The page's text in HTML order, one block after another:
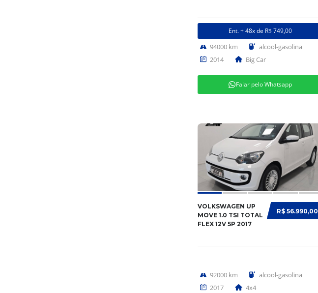
Ent. + 48x de R$ 749,00
94000 km
alcool-gasolina
2014
Big Car
Falar pelo Whatsapp
R$ 56.990,00
VOLKSWAGEN UP
MOVE 1.0 TSI TOTAL
FLEX 12V 5P 2017
92000 km
alcool-gasolina
2017
4x4